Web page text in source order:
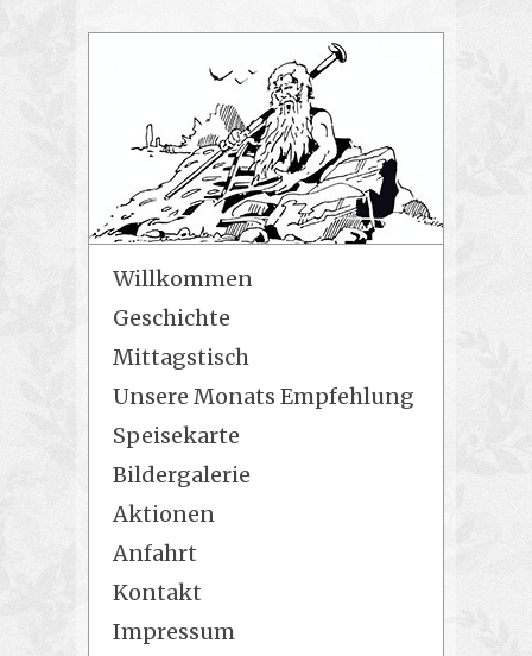
Willkommen
Geschichte
Mittagstisch
Unsere Monats Empfehlung
Speisekarte
Bildergalerie
Aktionen
Anfahrt
Kontakt
Impressum